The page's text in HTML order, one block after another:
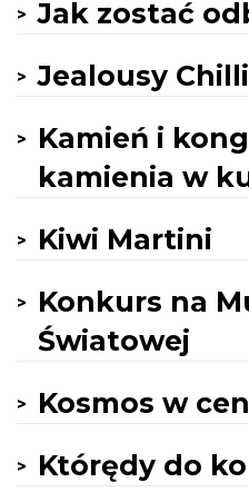
Jak zostać
Jealousy
Kamień i
kamienia w
Kiwi Martini
Konkurs na
Światowej
Kosmos w
Którędy do